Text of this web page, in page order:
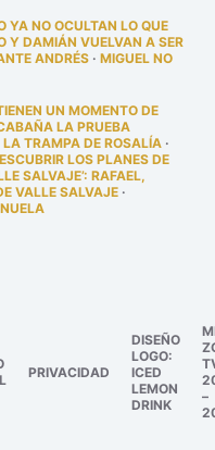
YA NO OCULTAN LO QUE
Y DAMIÁN VUELVAN A SER
ANDRÉS· MIGUEL NO
UN MOMENTO DE
LA PRUEBA
TRAMPA DE ROSALÍA·
LOS PLANES DE
SALVAJE’: RAFAEL,
VALLE SALVAJE·
PRIVACIDAD
DISEÑO
LOGO:
ICED
LEMON
DRINK
–